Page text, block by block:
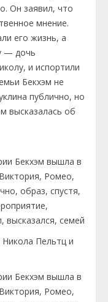
Он заявил, что
мнение.
его жизнь, а
— дочь
и испортили
Бекхэм не
публично, но
высказалась об
Никола Пельтц и